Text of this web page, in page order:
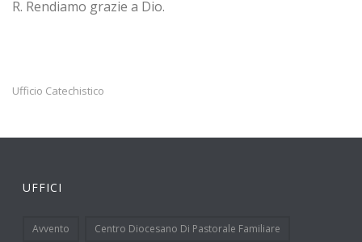
R. Rendiamo grazie a Dio.
Ufficio Catechistico
UFFICI
Avvento Centro Diocesano Di Pastorale Familiare